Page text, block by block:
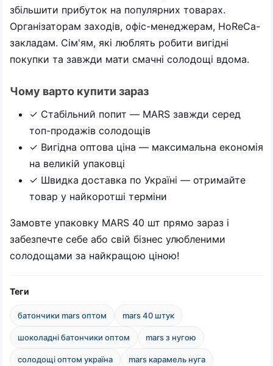
збільшити прибуток на популярних товарах.
Організаторам заходів, офіс-менеджерам, HoReCa-
закладам. Сім'ям, які люблять робити вигідні
покупки та завжди мати смачні солодощі вдома.
Чому варто купити зараз
✓ Стабільний попит — MARS завжди серед
топ-продажів солодощів
✓ Вигідна оптова ціна — максимальна економія
на великій упаковці
✓ Швидка доставка по Україні — отримайте
товар у найкоротші терміни
Замовте упаковку MARS 40 шт прямо зараз і
забезпечте себе або свій бізнес улюбленими
солодощами за найкращою ціною!
Теги
батончики mars оптом mars 40 штук
шоколадні батончики оптом mars з нугою
солодощі оптом україна mars карамель нуга